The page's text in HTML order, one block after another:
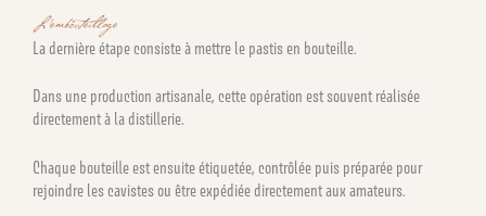
L’embouteillage
La dernière étape consiste à mettre le pastis en bouteille.
Dans une production artisanale, cette opération est souvent réalisée
directement à la distillerie.
Chaque bouteille est ensuite étiquetée, contrôlée puis préparée pour
rejoindre les cavistes ou être expédiée directement aux amateurs.